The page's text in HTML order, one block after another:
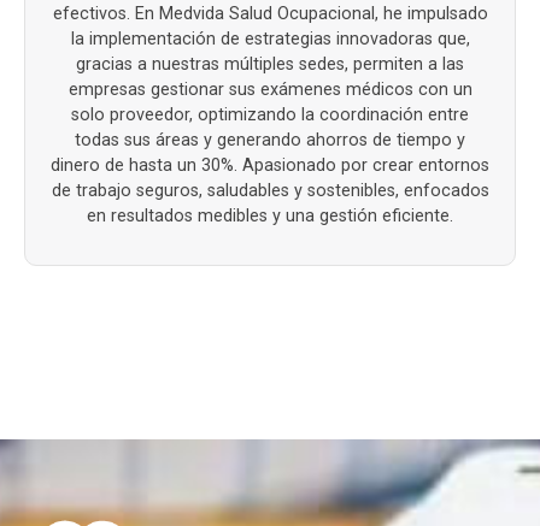
efectivos. En Medvida Salud Ocupacional, he impulsado
la implementación de estrategias innovadoras que,
gracias a nuestras múltiples sedes, permiten a las
empresas gestionar sus exámenes médicos con un
solo proveedor, optimizando la coordinación entre
todas sus áreas y generando ahorros de tiempo y
dinero de hasta un 30%. Apasionado por crear entornos
de trabajo seguros, saludables y sostenibles, enfocados
en resultados medibles y una gestión eficiente.